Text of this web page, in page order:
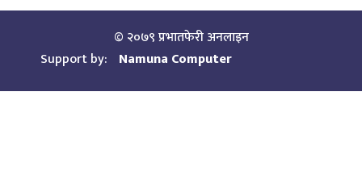
© २०७९ प्रभातफेरी अनलाइन
Support by: Namuna Computer